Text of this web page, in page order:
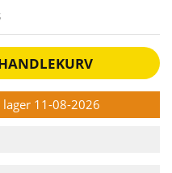
11-08-2026